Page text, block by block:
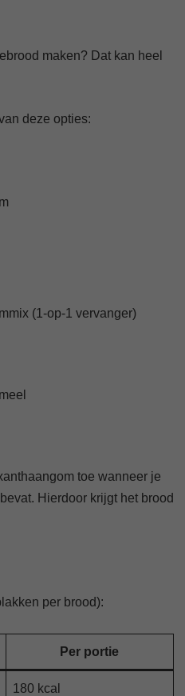
maken? Dat kan heel
deze opties:
(1-op-1 vervanger)
toe wanneer je
Hierdoor krijgt het brood
per brood):
Per portie
180 kcal